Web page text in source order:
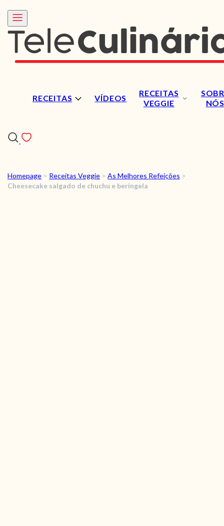
RECEITAS VÍDEOS
RECEITAS
VEGGIE
NÓS
RECEITAS
Homepage > Receitas Veggie > As Melhores Refeições >
Cheesecake salgado de chuchu e beringela